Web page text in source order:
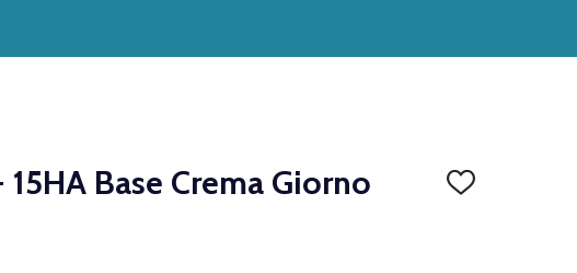
Base Crema Giorno
AGGIUNGI